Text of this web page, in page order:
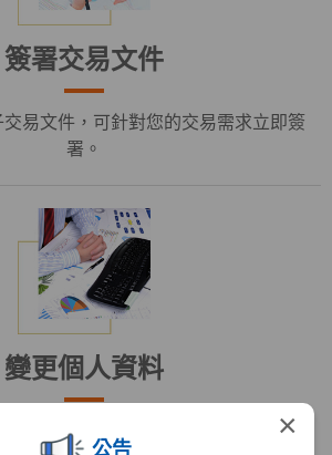
×
公告
簽署交易文件
易文件，可針對您的交易需求立即簽
署。
變更個人資料
住址、電話、職業...等基本資料。